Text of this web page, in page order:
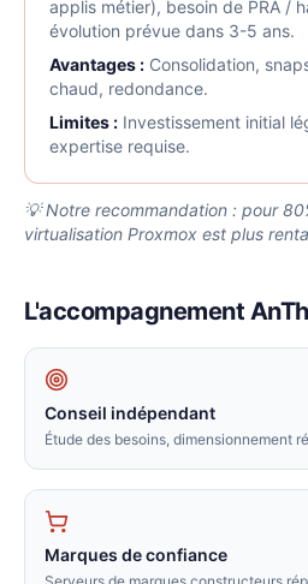
applis métier), besoin de PRA /
évolution prévue dans 3-5 ans.
Avantages : Consolidation,
chaud, redondance.
Limites : Investissement initial
expertise requise.
💡 Notre recommandation : pour
virtualisation Proxmox est plus
L'accompagnement
Conseil indépendant
Étude des besoins, dimensionnement
Marques de confiance